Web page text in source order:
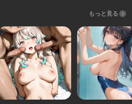
もっと見る